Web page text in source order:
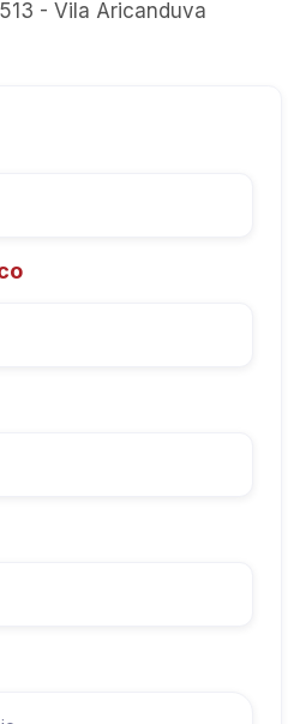
- Vila Aricanduva